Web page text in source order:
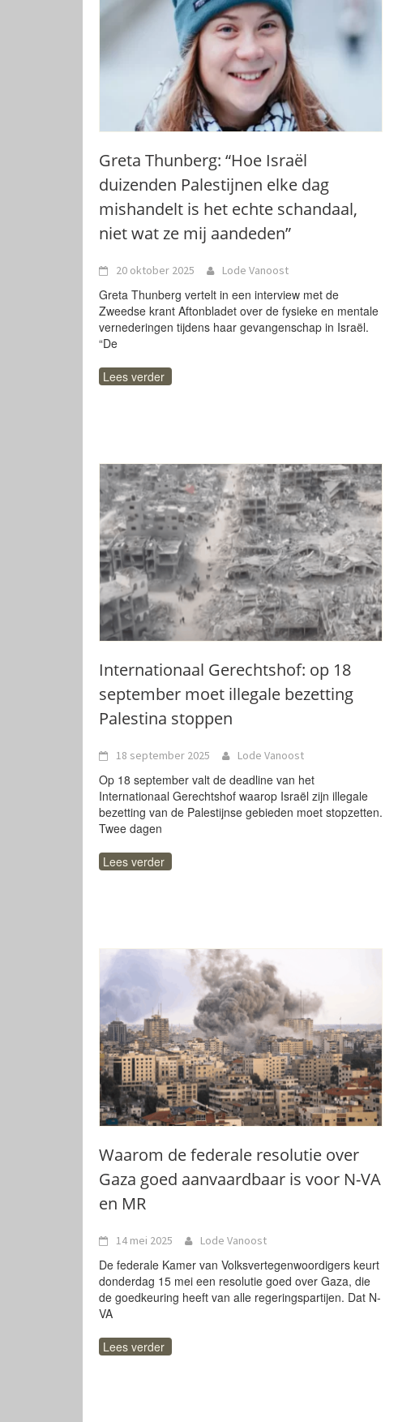
Greta Thunberg: “Hoe Israël
duizenden Palestijnen elke dag
mishandelt is het echte schandaal,
niet wat ze mij aandeden”
20 oktober 2025 Lode Vanoost
Greta Thunberg vertelt in een interview met de
Zweedse krant Aftonbladet over de fysieke en mentale
vernederingen tijdens haar gevangenschap in Israël.
“De
Lees verder
Internationaal Gerechtshof: op 18
september moet illegale bezetting
Palestina stoppen
18 september 2025 Lode Vanoost
Op 18 september valt de deadline van het
Internationaal Gerechtshof waarop Israël zijn illegale
bezetting van de Palestijnse gebieden moet stopzetten.
Twee dagen
Lees verder
Waarom de federale resolutie over
Gaza goed aanvaardbaar is voor N-VA
en MR
14 mei 2025 Lode Vanoost
De federale Kamer van Volksvertegenwoordigers keurt
donderdag 15 mei een resolutie goed over Gaza, die
de goedkeuring heeft van alle regeringspartijen. Dat N-
VA
Lees verder